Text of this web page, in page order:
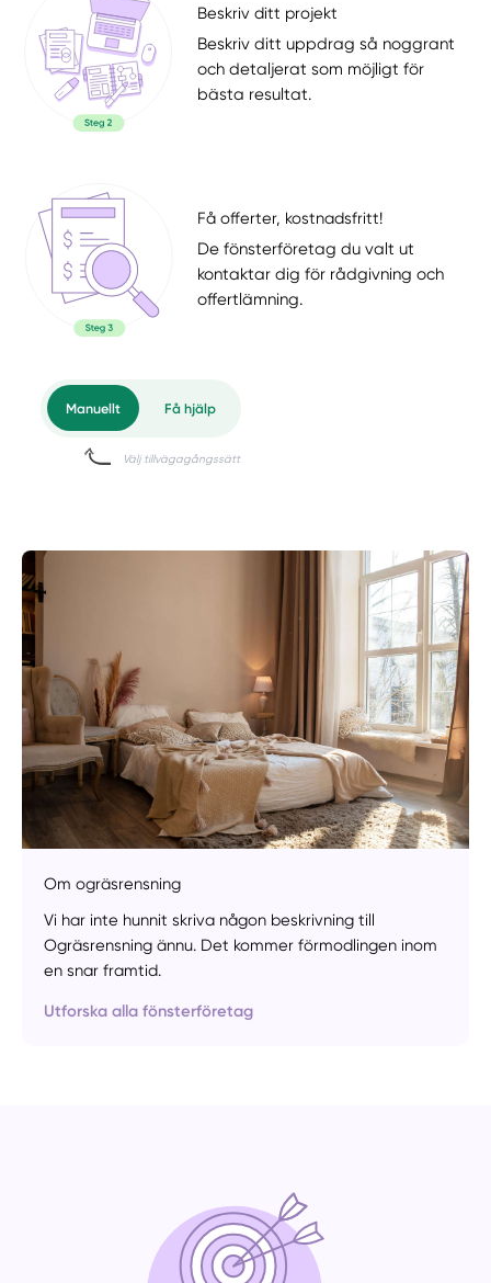
Beskriv ditt projekt
Beskriv ditt uppdrag så noggrant
och detaljerat som möjligt för
bästa resultat.
Få offerter, kostnadsfritt!
De fönsterföretag du valt ut
kontaktar dig för rådgivning och
offertlämning.
Välj tillvägagångssätt
Om ogräsrensning
Vi har inte hunnit skriva någon beskrivning till
Ogräsrensning ännu. Det kommer förmodlingen inom
en snar framtid.
Utforska alla fönsterföretag